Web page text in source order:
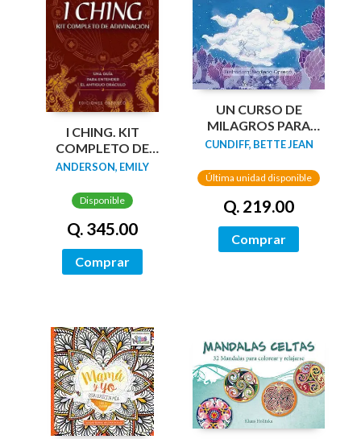
I CHING. KIT
COMPLETO DE
ADIVINACIÓN +
ANDERSON, EMILY
Disponible
Q. 345.00
Comprar
UN CURSO DE
MILAGROS PARA
NIÑOS
CUNDIFF, BETTE JEAN
Última unidad disponible
Q. 219.00
Comprar